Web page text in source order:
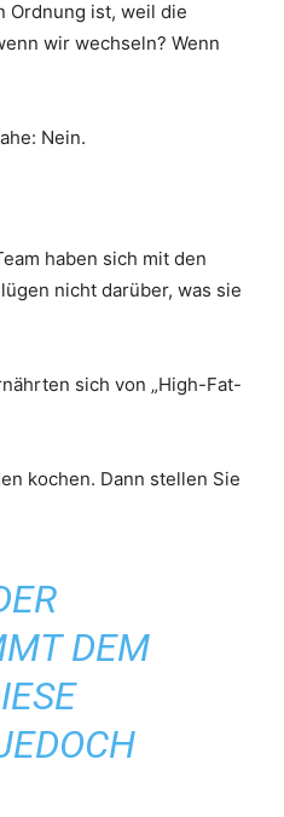
Ordnung ist, weil die
wir wechseln? Wenn
Nein.
haben sich mit den
nicht darüber, was sie
sich von „High-Fat-
kochen. Dann stellen Sie
DEM